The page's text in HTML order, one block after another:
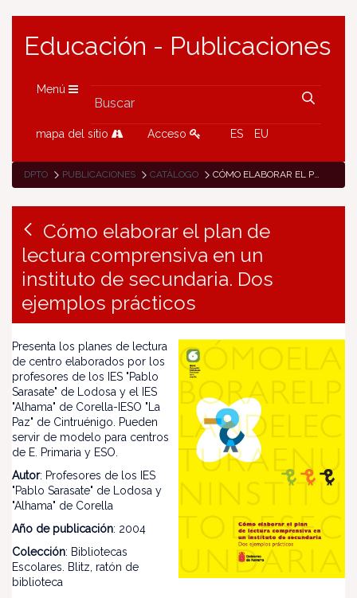
Educación - Publicaciones
Menú
mapa del sitio Acceso ES EU
DPTO PUBLICACIONES CATÁLOGO CÓMO ELABORAR EL PLAN DE LECTURA COMPRENSIVA EN UN INSTITUTO DE SECUNDARIA. DOS EJEMPLOS PRÁCTICOS
Cómo elaborar el plan de
lectura comprensiva en un
instituto de secundaria. Dos
ejemplos prácticos
Presenta los planes de lectura
de centro elaborados por los
profesores de los IES "Pablo
Sarasate" de Lodosa y el IES
"Alhama" de Corella-IESO "La
Paz" de Cintruénigo. Pueden
servir de modelo para centros
de E. Primaria y ESO.
Autor: Profesores de los IES
"Pablo Sarasate" de Lodosa y
"Alhama" de Corella
Año de publicación: 2004
Colección: Bibliotecas
Escolares. Blitz, ratón de
biblioteca